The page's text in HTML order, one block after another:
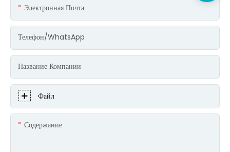
Электронная Почта
Телефон/WhatsApp
Название Компании
Файл
Содержание